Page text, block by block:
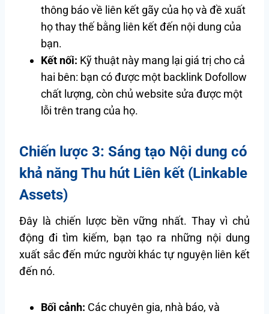
thông báo về liên kết gãy của họ và đề xuất
họ thay thế bằng liên kết đến nội dung của
bạn.
Kết nối: Kỹ thuật này mang lại giá trị cho cả
hai bên: bạn có được một backlink Dofollow
chất lượng, còn chủ website sửa được một
lỗi trên trang của họ.
Chiến lược 3: Sáng tạo Nội dung có
khả năng Thu hút Liên kết (Linkable
Assets)
Đây là chiến lược bền vững nhất. Thay vì chủ
động đi tìm kiếm, bạn tạo ra những nội dung
xuất sắc đến mức người khác tự nguyện liên kết
đến nó.
Bối cảnh: Các chuyên gia, nhà báo, và